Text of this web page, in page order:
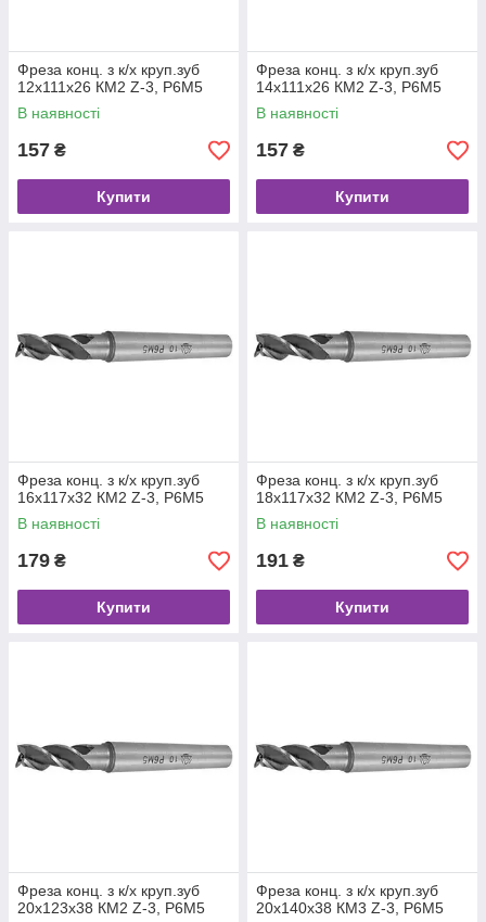
Фреза конц. з к/х круп.зуб
12х111х26 КМ2 Z-3, Р6М5
В наявності
157 ₴
Купити
Фреза конц. з к/х круп.зуб
14х111х26 КМ2 Z-3, Р6М5
В наявності
157 ₴
Купити
Фреза конц. з к/х круп.зуб
16х117х32 КМ2 Z-3, Р6М5
В наявності
179 ₴
Купити
Фреза конц. з к/х круп.зуб
18х117х32 КМ2 Z-3, Р6М5
В наявності
191 ₴
Купити
Фреза конц. з к/х круп.зуб
20х123х38 КМ2 Z-3, Р6М5
Фреза конц. з к/х круп.зуб
20х140х38 КМ3 Z-3, Р6М5